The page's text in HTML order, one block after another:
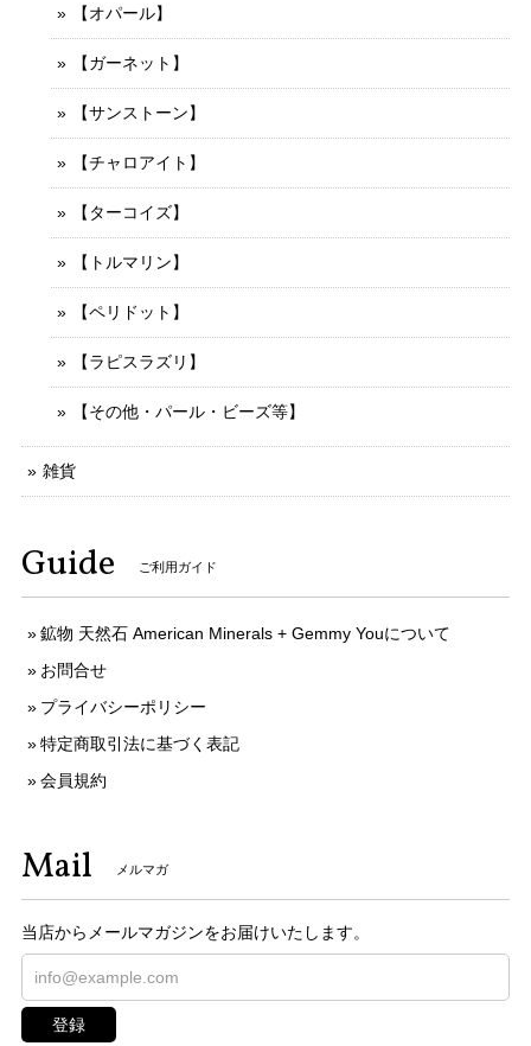
【オパール】
【ガーネット】
【サンストーン】
【チャロアイト】
【ターコイズ】
【トルマリン】
【ペリドット】
【ラピスラズリ】
【その他・パール・ビーズ等】
雑貨
Guide ご利用ガイド
鉱物 天然石 American Minerals + Gemmy Youについて
お問合せ
プライバシーポリシー
特定商取引法に基づく表記
会員規約
Mail メルマガ
当店からメールマガジンをお届けいたします。
登録